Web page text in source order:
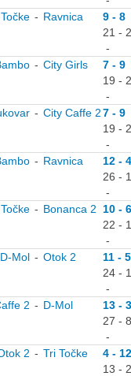
- Ravnica
9 - 8
21 -
-
- City Girls
7 - 9
19 -
-
- City Caffe 27 - 9
19 -
-
- Ravnica
12 - 4
26 -
-
- Bonanca 2
10 - 6
22 -
-
D-Mol - Otok 2
11 - 5
24 -
-
2 - D-Mol
13 - 3
27 - 8
-
2 - Tri Točke
4 - 12
13 -